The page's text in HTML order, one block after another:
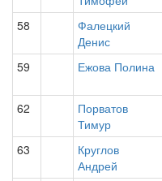
58
Фалецкий
Денис
59 Ежова Полина
62
Порватов
Тимур
63
Круглов
Андрей